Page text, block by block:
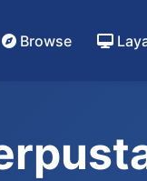
Browse